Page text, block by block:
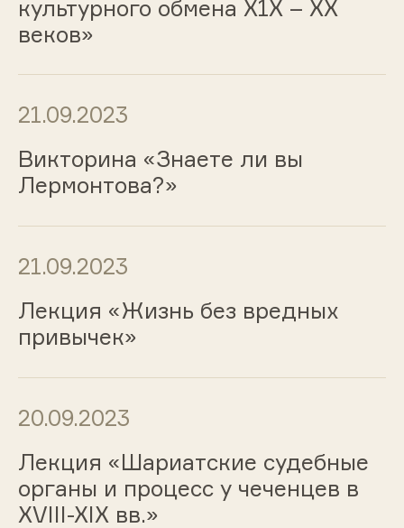
культурного обмена Х1Х – ХХ
веков»
21.09.2023
Викторина «Знаете ли вы
Лермонтова?»
21.09.2023
Лекция «Жизнь без вредных
привычек»
20.09.2023
Лекция «Шариатские судебные
органы и процесс у чеченцев в
XVIII-XIX вв.»